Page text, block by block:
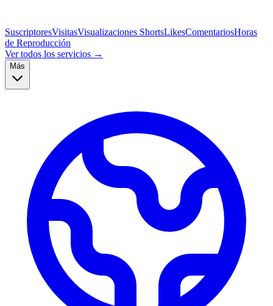
SuscriptoresVisitasVisualizaciones ShortsLikesComentariosHoras
de Reproducción
Ver todos los servicios →
Más